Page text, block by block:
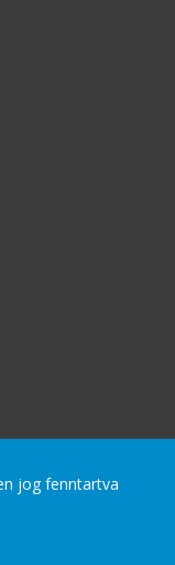
jog fenntartva